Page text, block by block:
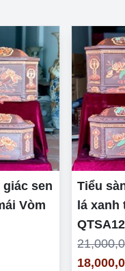
giác sen
Vòm
Tiểu
lá xanh